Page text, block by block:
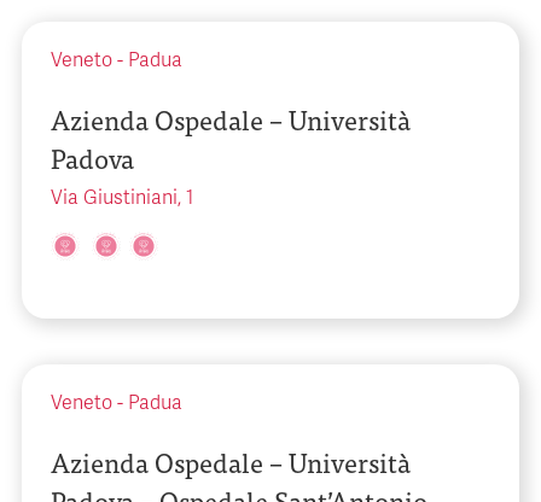
Veneto - Padua
Azienda Ospedale – Università
Padova
Via Giustiniani, 1
Veneto - Padua
Azienda Ospedale – Università